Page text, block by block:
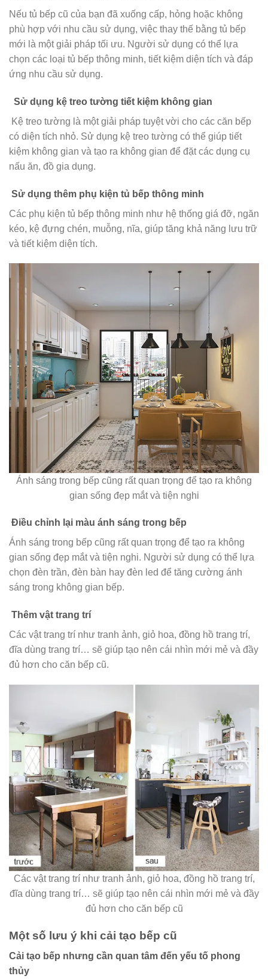
Nếu tủ bếp cũ của bạn đã xuống cấp, hỏng hoặc không
phù hợp với nhu cầu sử dụng, việc thay thế bằng tủ bếp
mới là một giải pháp tối ưu. Người sử dụng có thể lựa
chọn các loại tủ bếp thông minh, tiết kiệm diện tích và đáp
ứng nhu cầu sử dụng.
Sử dụng kệ treo tường tiết kiệm không gian
Kệ treo tường là một giải pháp tuyệt vời cho các căn bếp
có diện tích nhỏ. Sử dụng kệ treo tường có thể giúp tiết
kiệm không gian và tạo ra không gian để đặt các dụng cụ
nấu ăn, đồ gia dụng.
Sử dụng thêm phụ kiện tủ bếp thông minh
Các phụ kiện tủ bếp thông minh như hệ thống giá đỡ, ngăn
kéo, kệ đựng chén, muỗng, nĩa, giúp tăng khả năng lưu trữ
và tiết kiệm diện tích.
Ánh sáng trong bếp cũng rất quan trọng để tạo ra không
gian sống đẹp mắt và tiện nghi
Điều chỉnh lại màu ánh sáng trong bếp
Ánh sáng trong bếp cũng rất quan trọng để tạo ra không
gian sống đẹp mắt và tiện nghi. Người sử dụng có thể lựa
chọn đèn trần, đèn bàn hay đèn led để tăng cường ánh
sáng trong không gian bếp.
Thêm vật trang trí
Các vật trang trí như tranh ảnh, giỏ hoa, đồng hồ trang trí,
đĩa dùng trang trí… sẽ giúp tạo nên cái nhìn mới mẻ và đầy
đủ hơn cho căn bếp cũ.
Các vật trang trí như tranh ảnh, giỏ hoa, đồng hồ trang trí,
đĩa dùng trang trí… sẽ giúp tạo nên cái nhìn mới mẻ và đầy
đủ hơn cho căn bếp cũ
Một số lưu ý khi cải tạo bếp cũ
Cải tạo bếp nhưng cần quan tâm đến yếu tố phong
thủy